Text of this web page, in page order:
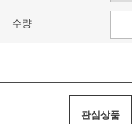
수량
관심상품